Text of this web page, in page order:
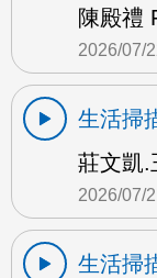
陳殿禮
2026/07/
生活掃
莊文凱.
2026/07/
生活掃